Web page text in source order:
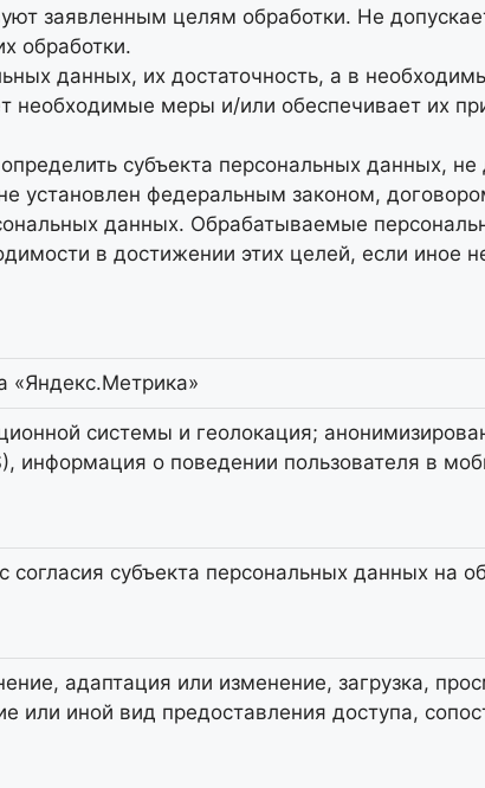
заявленным целям обработки. Не
обработки.
данных, их достаточность, а в
меры и/или обеспечивает их
субъекта персональных данных,
установлен федеральным законом,
данных. Обрабатываемые
в достижении этих целей, если иное
«Яндекс.Метрика»
системы и геолокация;
информация о поведении пользователя в
субъекта персональных данных на
адаптация или изменение, загрузка,
или иной вид предоставления доступа,